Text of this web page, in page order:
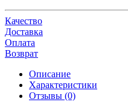
Качество
Доставка
Оплата
Возврат
Описание
Характеристики
Отзывы (0)